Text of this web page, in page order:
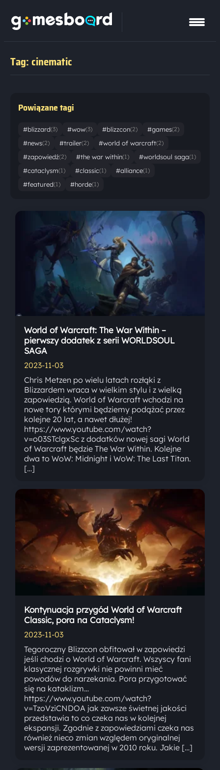
Tag: cinematic
Powiązane tagi
#blizzard(3) #wow(3) #blizzcon(2) #games(2)
#news(2) #trailer(2) #world of warcraft(2)
#zapowiedź(2) #the war within(1) #worldsoul saga(1)
#cataclysm(1) #classic(1) #alliance(1)
#featured(1) #horde(1)
World of Warcraft: The War Within –
pierwszy dodatek z serii WORLDSOUL
SAGA
2023-11-03
Chris Metzen po wielu latach rozłąki z
Blizzardem wraca w wielkim stylu i z wielką
zapowiedzią. World of Warcraft wchodzi na
nowe tory którymi będziemy podążać przez
kolejne 20 lat, a nawet dłużej!
https://www.youtube.com/watch?
v=o03STclgxSc z dodatków nowej sagi World
of Warcraft będzie The War Within. Kolejne
dwa to WoW: Midnight i WoW: The Last Titan.
[…]
Kontynuacja przygód World of Warcraft
Classic, pora na Cataclysm!
2023-11-03
Tegoroczny Blizzcon obfitował w zapowiedzi
jeśli chodzi o World of Warcraft. Wszyscy fani
klasycznej rozgrywki nie powinni mieć
powodów do narzekania. Pora przygotować
się na kataklizm…
https://www.youtube.com/watch?
v=TzoVziCNDOA jak zawsze świetnej jakości
przedstawia to co czeka nas w kolejnej
ekspansji. Zgodnie z zapowiedziami czeka nas
również nieco zmian względem oryginalnej
wersji zaprezentowanej w 2010 roku. Jakie […]